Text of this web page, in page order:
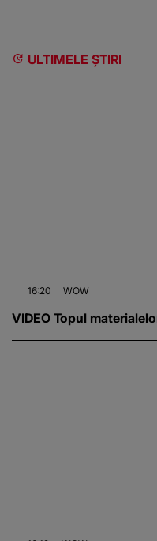
ULTIMELE ȘTIRI
16:20 WOW
VIDEO Topul